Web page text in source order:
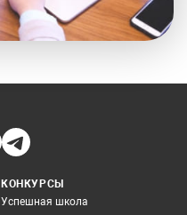
КОНКУРСЫ
Успешная школа